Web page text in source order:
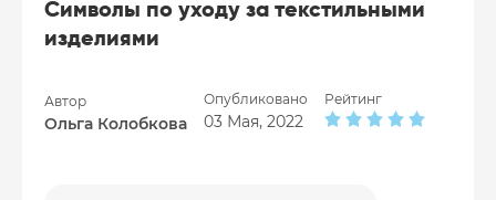
Детская
Готовые решения
Символы по уходу за текстильными
изделиями
Автор
Ольга Колобкова
Опубликовано
03 Мая, 2022
Рейтинг